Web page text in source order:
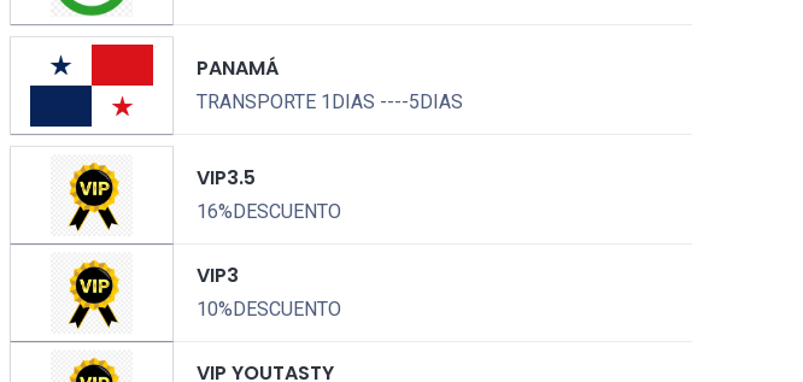
PANAMÁ
TRANSPORTE 1DIAS ----5DIAS
VIP3.5
16%DESCUENTO
VIP3
10%DESCUENTO
VIP YOUTASTY